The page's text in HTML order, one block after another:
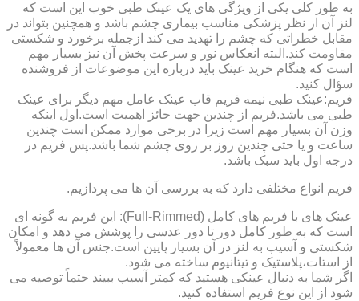
به طور کلی یکی از ویژگی های یک عینک طبی خوب این است که
لنز آن از نظر پزشکی مناسب بیماری چشم باشد و همچنین بتواند در
مقابل خطراتی که چشم را تهدید می کند ازجمله برخورد و شکستی
مقاومت کند.البته انعکاس نور و سرعت پخش آن نیز بسیار مهم
است که هنگام خرید عینک باید درباره این موضوعات از فروشنده
سؤال کنید.
فریم:عینک طبی نیمه فریم قاب عینک عامل مهم دیگر برای عینک
طبی می باشد.فریم از چندین جهت حائز اهمیت است.اول اینکه
وزن آن بسیار مهم است زیرا در برخی موارد ممکن است چندین
ساعت و یا حتی چندین روز بر روی چشم شما باشد.پس فریم در
درجه اول باید سبک باشد.
فریم انواع مختلفی دارد که به بررسی آن ها می پردازیم.
عینک های با فریم های کامل (Full-Rimmed): این فریم به گونه ای
است که به طور کامل دور تا دور عدسی را پوشش می دهد و امکان
شکستی و آسیب به لنز در آن بسیار پایین است.جنس آن ها معمولاً
از استات،پلاستیک و تیتانیوم ساخته می شود.
اگر شما به دنبال عینکی هستید که کمتر آسیب ببیند حتماً توصیه می
شود از این نوع فریم استفاده کنید.